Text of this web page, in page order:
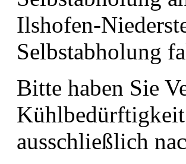
Ilshofen-
Selbstabholung
Bitte haben Sie
ausschließlich